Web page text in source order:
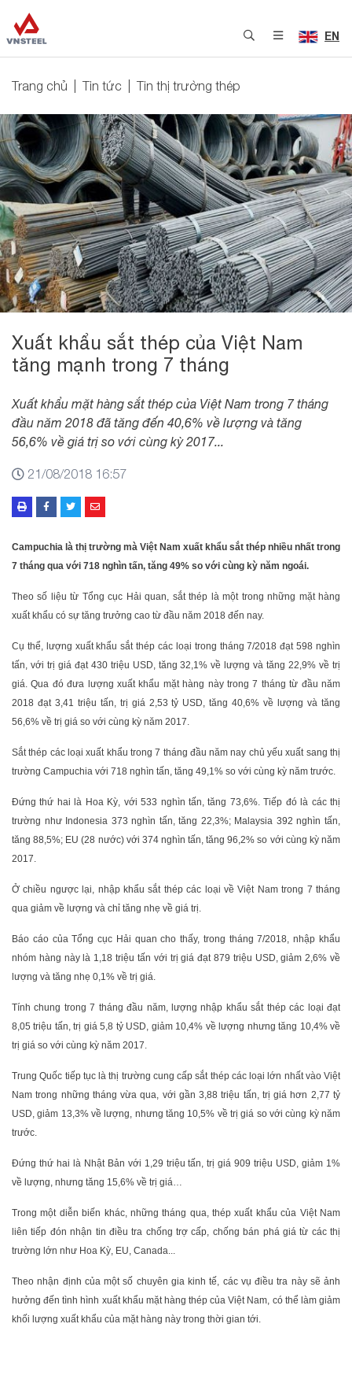
EN
Trang chủ Tin tức Tin thị trường thép
Xuất khẩu sắt thép của Việt Nam
tăng mạnh trong 7 tháng
Xuất khẩu mặt hàng sắt thép của Việt Nam trong 7 tháng
đầu năm 2018 đã tăng đến 40,6% về lượng và tăng
56,6% về giá trị so với cùng kỳ 2017...
21/08/2018 16:57
Campuchia là thị trường mà Việt Nam xuất khẩu sắt thép nhiều nhất trong
7 tháng qua với 718 nghìn tấn, tăng 49% so với cùng kỳ năm ngoái.
Theo số liệu từ Tổng cục Hải quan, sắt thép là một trong những mặt hàng
xuất khẩu có sự tăng trưởng cao từ đầu năm 2018 đến nay.
Cụ thể, lượng xuất khẩu sắt thép các loại trong tháng 7/2018 đạt 598 nghìn
tấn, với trị giá đạt 430 triệu USD, tăng 32,1% về lượng và tăng 22,9% về trị
giá. Qua đó đưa lượng xuất khẩu mặt hàng này trong 7 tháng từ đầu năm
2018 đạt 3,41 triệu tấn, trị giá 2,53 tỷ USD, tăng 40,6% về lượng và tăng
56,6% về trị giá so với cùng kỳ năm 2017.
Sắt thép các loại xuất khẩu trong 7 tháng đầu năm nay chủ yếu xuất sang thị
trường Campuchia với 718 nghìn tấn, tăng 49,1% so với cùng kỳ năm trước.
Đứng thứ hai là Hoa Kỳ, với 533 nghìn tấn, tăng 73,6%. Tiếp đó là các thị
trường như Indonesia 373 nghìn tấn, tăng 22,3%; Malaysia 392 nghìn tấn,
tăng 88,5%; EU (28 nước) với 374 nghìn tấn, tăng 96,2% so với cùng kỳ năm
2017.
Ở chiều ngược lại, nhập khẩu sắt thép các loại về Việt Nam trong 7 tháng
qua giảm về lượng và chỉ tăng nhẹ về giá trị.
Báo cáo của Tổng cục Hải quan cho thấy, trong tháng 7/2018, nhập khẩu
nhóm hàng này là 1,18 triệu tấn với trị giá đạt 879 triệu USD, giảm 2,6% về
lượng và tăng nhẹ 0,1% về trị giá.
Tính chung trong 7 tháng đầu năm, lượng nhập khẩu sắt thép các loại đạt
8,05 triệu tấn, trị giá 5,8 tỷ USD, giảm 10,4% về lượng nhưng tăng 10,4% về
trị giá so với cùng kỳ năm 2017.
Trung Quốc tiếp tục là thị trường cung cấp sắt thép các loại lớn nhất vào Việt
Nam trong những tháng vừa qua, với gần 3,88 triệu tấn, trị giá hơn 2,77 tỷ
USD, giảm 13,3% về lượng, nhưng tăng 10,5% về trị giá so với cùng kỳ năm
trước.
Đứng thứ hai là Nhật Bản với 1,29 triệu tấn, trị giá 909 triệu USD, giảm 1%
về lượng, nhưng tăng 15,6% về trị giá…
Trong một diễn biến khác, những tháng qua, thép xuất khẩu của Việt Nam
liên tiếp đón nhận tin điều tra chống trợ cấp, chống bán phá giá từ các thị
trường lớn như Hoa Kỳ, EU, Canada...
Theo nhận định của một số chuyên gia kinh tế, các vụ điều tra này sẽ ảnh
hưởng đến tình hình xuất khẩu mặt hàng thép của Việt Nam, có thể làm giảm
khối lượng xuất khẩu của mặt hàng này trong thời gian tới.